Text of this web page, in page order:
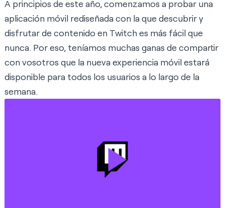
A principios de este año, comenzamos a probar una
aplicación móvil rediseñada con la que descubrir y
disfrutar de contenido en Twitch es más fácil que
nunca. Por eso, teníamos muchas ganas de compartir
con vosotros que la nueva experiencia móvil estará
disponible para todos los usuarios a lo largo de la
semana.